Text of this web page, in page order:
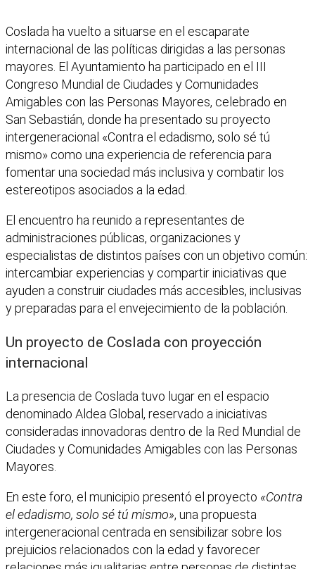
Coslada ha vuelto a situarse en el escaparate
internacional de las políticas dirigidas a las personas
mayores. El Ayuntamiento ha participado en el III
Congreso Mundial de Ciudades y Comunidades
Amigables con las Personas Mayores, celebrado en
San Sebastián, donde ha presentado su proyecto
intergeneracional «Contra el edadismo, solo sé tú
mismo» como una experiencia de referencia para
fomentar una sociedad más inclusiva y combatir los
estereotipos asociados a la edad.
El encuentro ha reunido a representantes de
administraciones públicas, organizaciones y
especialistas de distintos países con un objetivo común:
intercambiar experiencias y compartir iniciativas que
ayuden a construir ciudades más accesibles, inclusivas
y preparadas para el envejecimiento de la población.
Un proyecto de Coslada con proyección
internacional
La presencia de Coslada tuvo lugar en el espacio
denominado Aldea Global, reservado a iniciativas
consideradas innovadoras dentro de la Red Mundial de
Ciudades y Comunidades Amigables con las Personas
Mayores.
En este foro, el municipio presentó el proyecto «Contra
el edadismo, solo sé tú mismo», una propuesta
intergeneracional centrada en sensibilizar sobre los
prejuicios relacionados con la edad y favorecer